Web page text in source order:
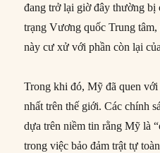
đang trở lại giờ đây thường bị
trạng Vương quốc Trung
này cư xử với phần còn lại
Trong khi đó, Mỹ đã quen
nhất trên thế giới. Các chính
dựa trên niềm tin rằng Mỹ là
trong việc bảo đảm trật tự